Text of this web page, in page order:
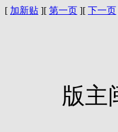
[ 加新贴 ][ 第一页 ][ 下一页
版主